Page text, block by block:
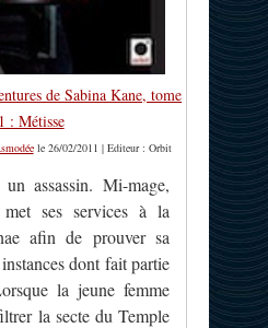
de Sabina Kane, tome
1 : Métisse
le 26/02/2011 | Editeur : Orbit
assassin. Mi-mage,
ses services à la
afin de prouver sa
dont fait partie
la jeune femme
la secte du Temple